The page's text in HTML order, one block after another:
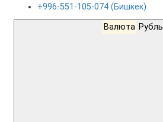
+996-551-105-074 (Бишкек)
Валюта Рубль